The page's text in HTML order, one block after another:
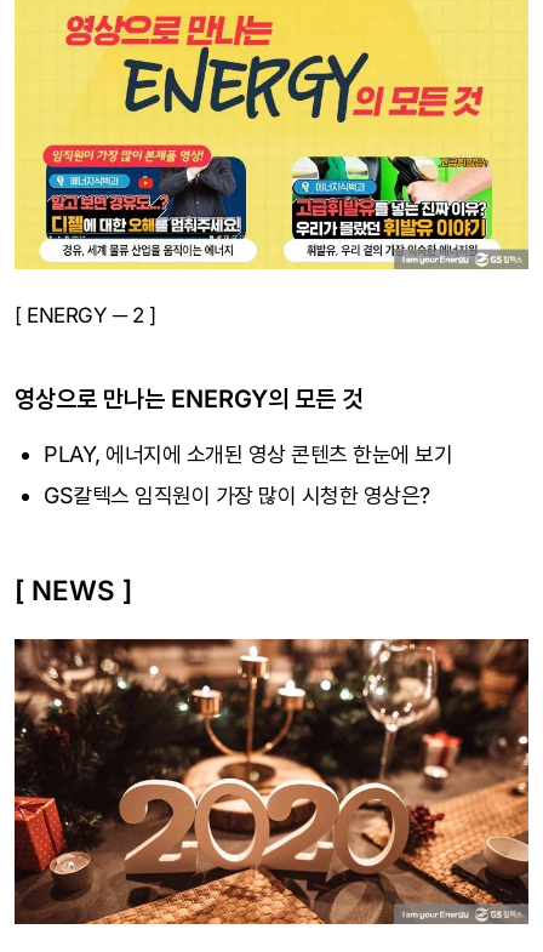
[ ENERGY ─ 2 ]
영상으로 만나는 ENERGY의 모든 것
PLAY, 에너지에 소개된 영상 콘텐츠 한눈에 보기
GS칼텍스 임직원이 가장 많이 시청한 영상은?
[ NEWS ]